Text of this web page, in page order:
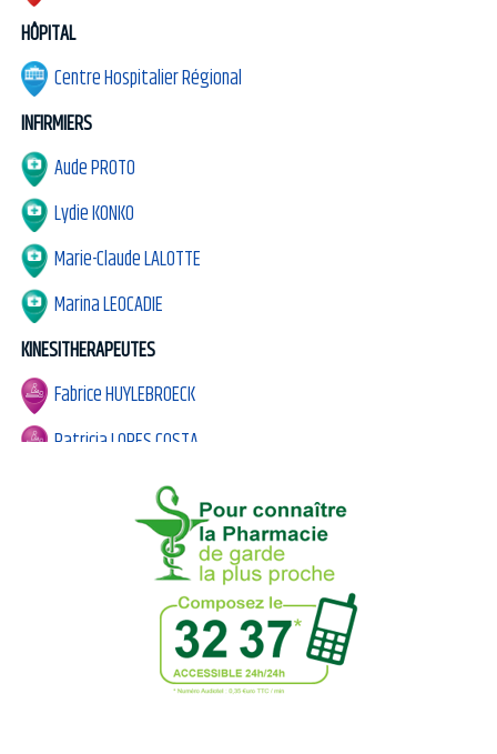
HÔPITAL
Centre Hospitalier Régional
INFIRMIERS
Aude PROTO
Lydie KONKO
Marie-Claude LALOTTE
Marina LEOCADIE
KINESITHERAPEUTES
Fabrice HUYLEBROECK
Patricia LOPES COSTA
Romain VAESKEN
Thomas SOBEZACK
MEDECINS GENERALISTES
DR Simon MOAZZEZI-MOSAT
PARAMEDICAL – BIEN ÊTRE